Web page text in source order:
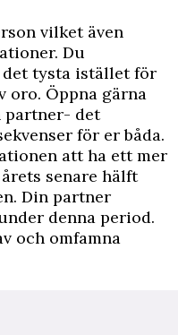
vilket även
Du
tysta istället för
oro. Öppna gärna
partner- det
för er båda.
att ha ett mer
senare hälft
Din partner
denna period.
och omfamna